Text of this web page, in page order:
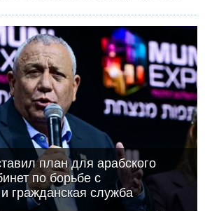
партией.
план для арабского
по борьбе с
гражданская служба